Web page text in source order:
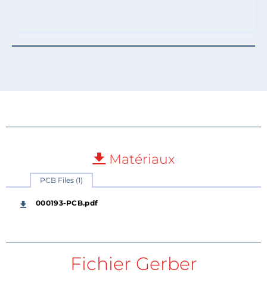
Matériaux
PCB Files (1)
000193-PCB.pdf
Fichier Gerber